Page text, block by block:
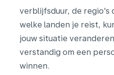
verblijfsduur, de regio's
welke landen je reist,
jouw situatie
verstandig om een
winnen.